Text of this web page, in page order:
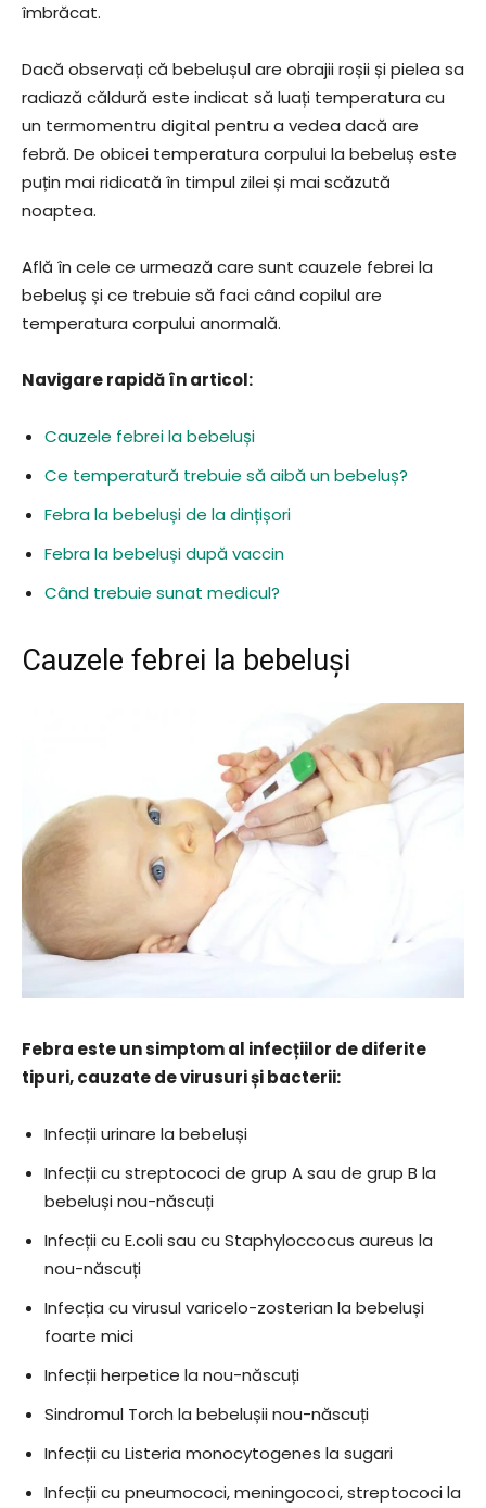
îmbrăcat.
Dacă observați că bebelușul are obrajii roșii și pielea sa
radiază căldură este indicat să luați temperatura cu
un termomentru digital pentru a vedea dacă are
febră. De obicei temperatura corpului la bebeluș este
puțin mai ridicată în timpul zilei și mai scăzută
noaptea.
Află în cele ce urmează care sunt cauzele febrei la
bebeluș și ce trebuie să faci când copilul are
temperatura corpului anormală.
Navigare rapidă în articol:
Cauzele febrei la bebeluși
Ce temperatură trebuie să aibă un bebeluș?
Febra la bebeluși de la dințișori
Febra la bebeluși după vaccin
Când trebuie sunat medicul?
Cauzele febrei la bebeluși
Febra este un simptom al infecțiilor de diferite
tipuri, cauzate de virusuri și bacterii:
Infecții urinare la bebeluși
Infecții cu streptococi de grup A sau de grup B la
bebeluși nou-născuți
Infecții cu E.coli sau cu Staphyloccocus aureus la
nou-născuți
Infecția cu virusul varicelo-zosterian la bebeluși
foarte mici
Infecții herpetice la nou-născuți
Sindromul Torch la bebelușii nou-născuți
Infecții cu Listeria monocytogenes la sugari
Infecții cu pneumococi, meningococi, streptococi la